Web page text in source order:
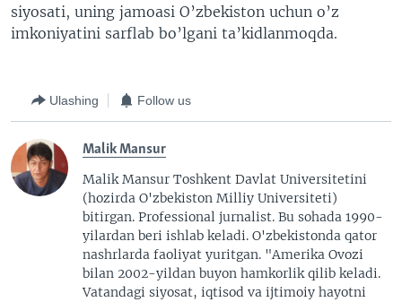
siyosati, uning jamoasi O’zbekiston uchun o’z
imkoniyatini sarflab bo’lgani ta’kidlanmoqda.
Ulashing Follow us
Malik Mansur
Malik Mansur Toshkent Davlat Universitetini
(hozirda O'zbekiston Milliy Universiteti)
bitirgan. Professional jurnalist. Bu sohada 1990-
yilardan beri ishlab keladi. O'zbekistonda qator
nashrlarda faoliyat yuritgan. "Amerika Ovozi
bilan 2002-yildan buyon hamkorlik qilib keladi.
Vatandagi siyosat, iqtisod va ijtimoiy hayotni